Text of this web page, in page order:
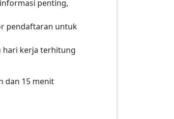
penting,
pendaftaran untuk
hari kerja terhitung
dan 15 menit